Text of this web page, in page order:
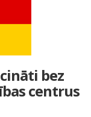
bez
centrus